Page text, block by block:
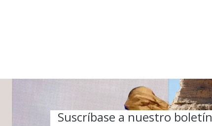
Suscríbase a nuestro boletín